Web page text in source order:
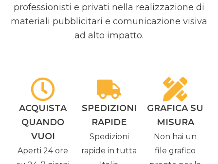
professionisti e privati nella realizzazione di
materiali pubblicitari e comunicazione visiva
ad alto impatto.
ACQUISTA
QUANDO
VUOI
Aperti 24 ore
SPEDIZIONI
RAPIDE
Spedizioni
rapide in tutta
GRAFICA SU
MISURA
Non hai un
file grafico